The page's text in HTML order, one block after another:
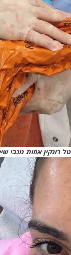
טל רונקין אחות מכבי